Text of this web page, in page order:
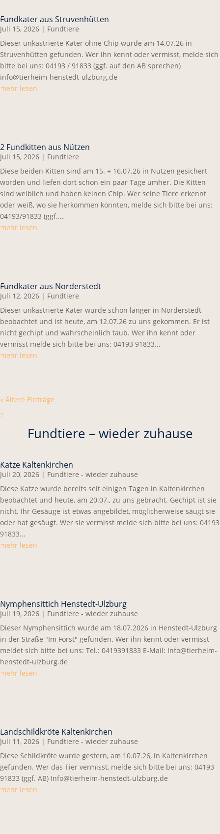
Fundkater aus Struvenhütten
Juli 15, 2026 | Fundtiere
Dieser unkastrierte Kater ohne Chip wurde am 14.07.26 in
Struvenhütten gefunden. Wer ihn kennt oder vermisst, melde sich
bitte bei uns: 04193 / 91833 (ggf. auf den AB sprechen)
info@tierheim-henstedt-ulzburg.de
mehr lesen
2 Fundkitten aus Nützen
Juli 15, 2026 | Fundtiere
Diese beiden Kitten sind am 15. + 16.07.26 in Nützen gesichert
worden und liefen dort schon ein paar Tage umher. Die Kitten
sind weiblich und haben keinen Chip. Wer seine Tiere erkennt
oder weiß, wo sie herkommen könnten, melde sich bitte bei uns:
04193/91833 (ggf....
mehr lesen
Fundkater aus Norderstedt
Juli 12, 2026 | Fundtiere
Dieser unkastrierte Kater wurde schon länger in Norderstedt
beobachtet und ist heute, am 12.07.26 zu uns gekommen. Er ist
nicht gechipt und wahrscheinlich taub. Wer ihn kennt oder
vermisst melde sich bitte bei uns: 04193 91833...
mehr lesen
« Ältere Einträge
7
Fundtiere – wieder zuhause
Katze Kaltenkirchen
Juli 20, 2026 | Fundtiere - wieder zuhause
Diese Katze wurde bereits seit einigen Tagen in Kaltenkirchen
beobachtet und heute, am 20.07., zu uns gebracht. Gechipt ist sie
nicht. Ihr Gesäuge ist etwas angebildet, möglicherweise säugt sie
oder hat gesäugt. Wer sie vermisst melde sich bitte bei uns: 04193
91833...
mehr lesen
Nymphensittich Henstedt-Ulzburg
Juli 19, 2026 | Fundtiere - wieder zuhause
Dieser Nymphensittich wurde am 18.07.2026 in Henstedt-Ulzburg
in der Straße "Im Forst" gefunden. Wer ihn kennt oder vermisst
meldet sich bitte bei uns: Tel.: 0419391833 E-Mail: Info@tierheim-
henstedt-ulzburg.de
mehr lesen
Landschildkröte Kaltenkirchen
Juli 11, 2026 | Fundtiere - wieder zuhause
Diese Schildkröte wurde gestern, am 10.07.26, in Kaltenkirchen
gefunden. Wer das Tier vermisst, melde sich bitte bei uns: 04193
91833 (ggf. AB) Info@tierheim-henstedt-ulzburg.de
mehr lesen